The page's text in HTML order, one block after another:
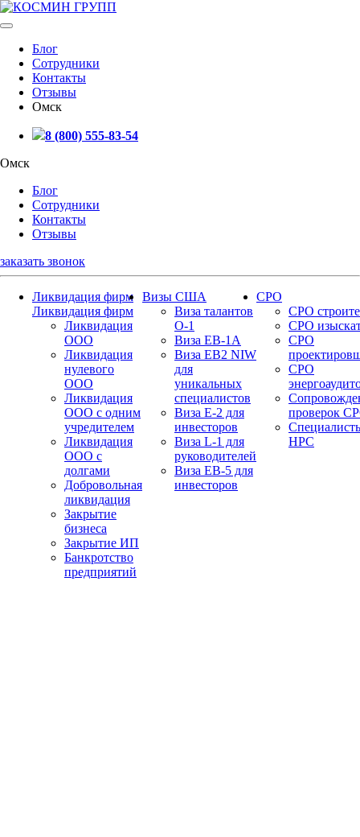
Блог
Сотрудники
Контакты
Отзывы
Омск
8 (800) 555-83-54
Омск
Блог
Сотрудники
Контакты
Отзывы
заказать звонок
Ликвидация фирм
Ликвидация фирм
Ликвидация
ООО
Ликвидация
нулевого
ООО
Ликвидация
ООО с одним
учредителем
Ликвидация
ООО с
долгами
Добровольная
ликвидация
Закрытие
бизнеса
Закрытие ИП
Банкротство
предприятий
Визы США
Виза талантов
О-1
Виза EB-1A
Виза EB2 NIW
для
уникальных
специалистов
Виза E-2 для
инвесторов
Виза L-1 для
руководителей
Виза EB-5 для
инвесторов
СРО
СРО
СРО
СРО
СРО
проверок
НРС